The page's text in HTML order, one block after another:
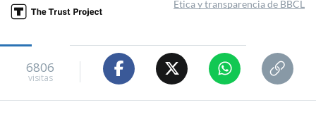
Ética y transparencia de BBCL
6806
visitas